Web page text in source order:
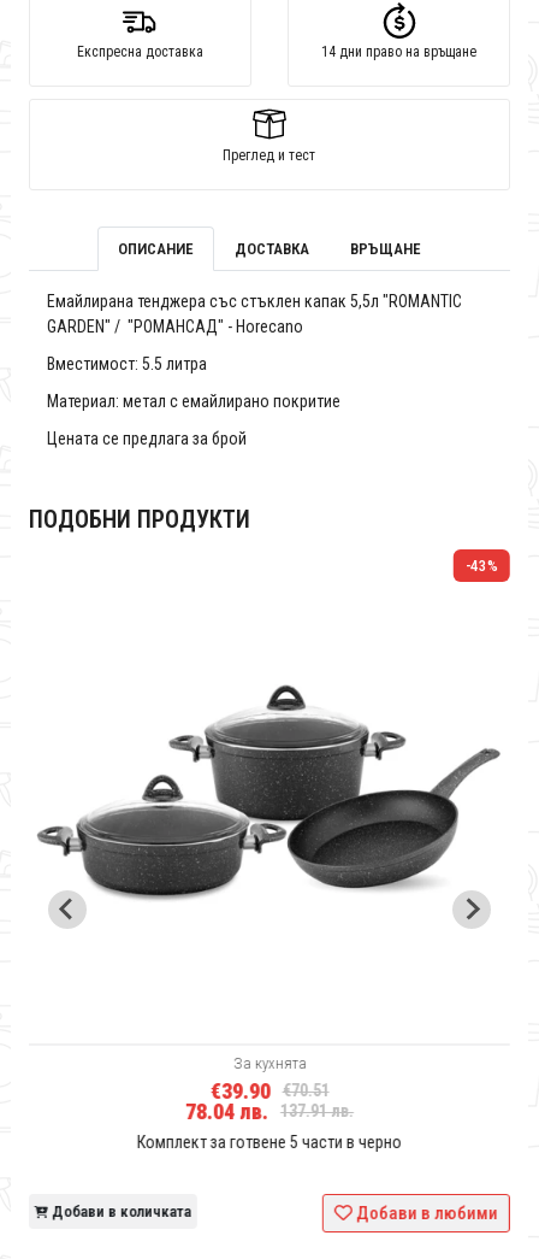
Експресна доставка 14 дни право на връщане
Преглед и тест
ОПИСАНИЕ ДОСТАВКА ВРЪЩАНЕ
Емайлирана тенджера със стъклен капак 5,5л "ROMANTIC
GARDEN" / "РОМАНСАД" - Horecano
Вместимост: 5.5 литра
Материал: метал с емайлирано покритие
Цената се предлага за брой
ПОДОБНИ ПРОДУКТИ
-43%
За кухнята
€39.90 €70.51
78.04 лв.
137.91 лв.
Комплект за готвене 5 части в черно
Добави в количката Добави в любими